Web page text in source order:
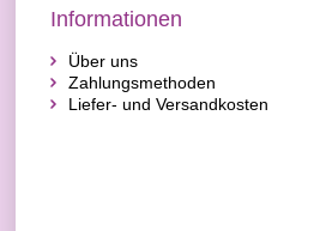
Informationen
Über uns
Zahlungsmethoden
Liefer- und Versandkosten